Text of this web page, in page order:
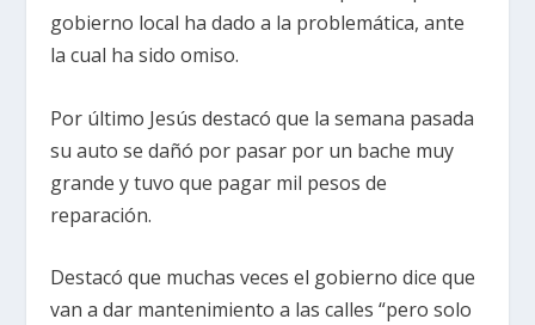
gobierno local ha dado a la problemática, ante
la cual ha sido omiso.
Por último Jesús destacó que la semana pasada
su auto se dañó por pasar por un bache muy
grande y tuvo que pagar mil pesos de
reparación.
Destacó que muchas veces el gobierno dice que
van a dar mantenimiento a las calles “pero solo